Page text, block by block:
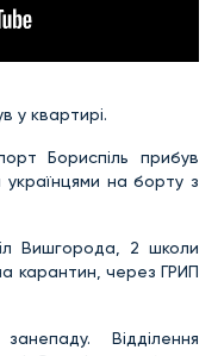
у квартирі.
Бориспіль прибув
на борту з
Вишгорода, 2 школи
карантин, через ГРИП
Відділення